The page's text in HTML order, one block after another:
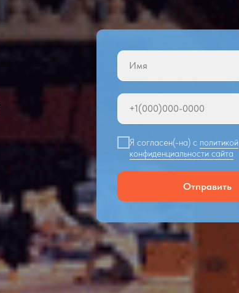
Я согласен(-на) с политикой
конфиденциальности сайта
Отправить